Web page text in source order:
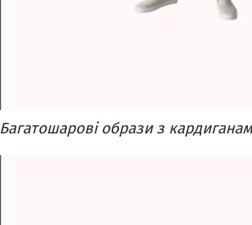
Багатошарові образи з